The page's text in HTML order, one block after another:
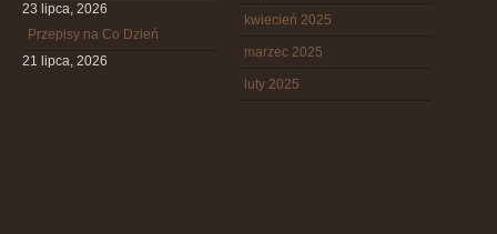
23 lipca, 2026
Przepisy na Co Dzień
21 lipca, 2026
kwiecień 2025
marzec 2025
luty 2025